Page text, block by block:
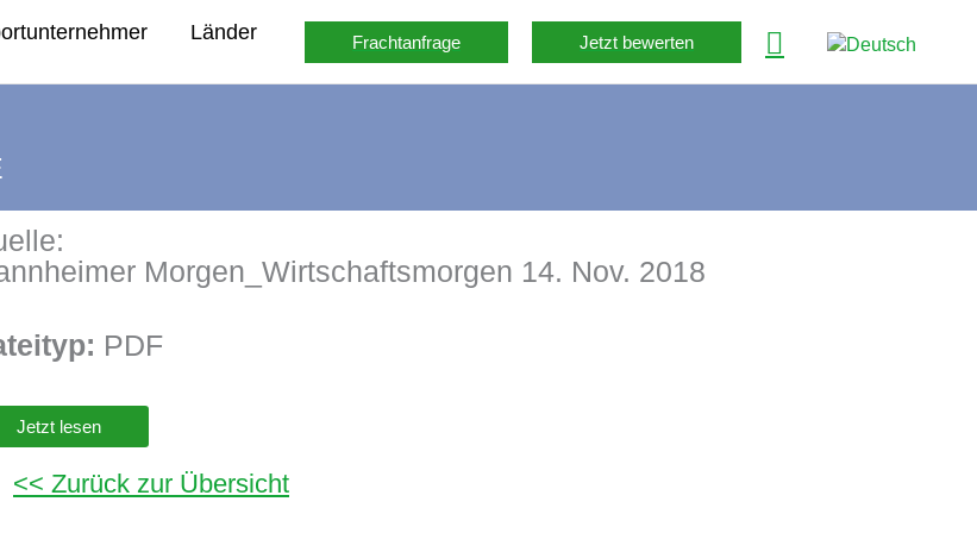
Länder
Frachtanfrage Jetzt bewerten
Morgen_Wirtschaftsmorgen 14. Nov. 2018
PDF
Jetzt lesen
<< Zurück zur Übersicht